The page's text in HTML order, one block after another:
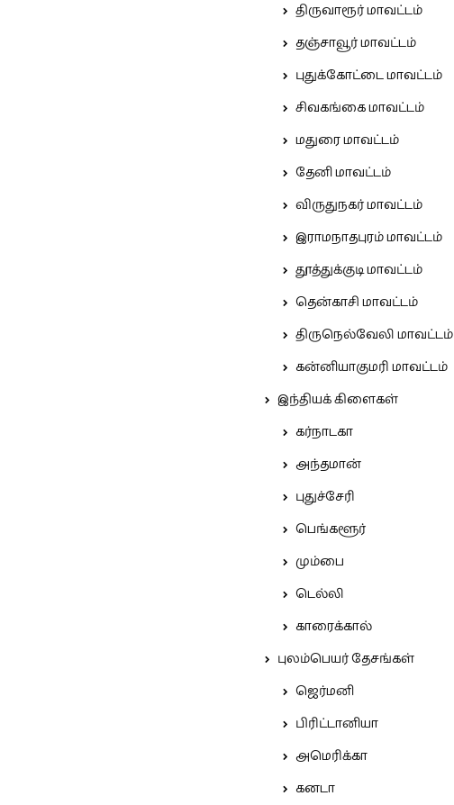
திருவாரூர் மாவட்டம்
தஞ்சாவூர் மாவட்டம்
புதுக்கோட்டை மாவட்டம்
சிவகங்கை மாவட்டம்
மதுரை மாவட்டம்
தேனி மாவட்டம்
விருதுநகர் மாவட்டம்
இராமநாதபுரம் மாவட்டம்
தூத்துக்குடி மாவட்டம்
தென்காசி மாவட்டம்
திருநெல்வேலி மாவட்டம்
கன்னியாகுமரி மாவட்டம்
இந்தியக் கிளைகள்
கர்நாடகா
அந்தமான்
புதுச்சேரி
பெங்களூர்
மும்பை
டெல்லி
காரைக்கால்
புலம்பெயர் தேசங்கள்
ஜெர்மனி
பிரிட்டானியா
அமெரிக்கா
கனடா